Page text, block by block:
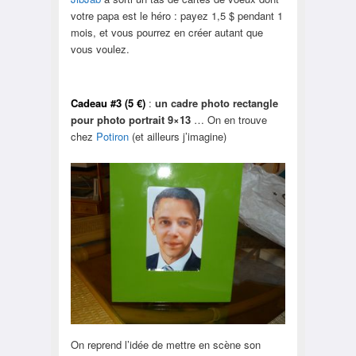
votre papa est le héro : payez 1,5 $ pendant 1
mois, et vous pourrez en créer autant que
vous voulez.
Cadeau #3 (5 €): un cadre photo rectangle
pour photo portrait 9×13 … On en trouve
chez Potiron(et ailleurs j’imagine)
On reprend l’idée de mettre en scène son